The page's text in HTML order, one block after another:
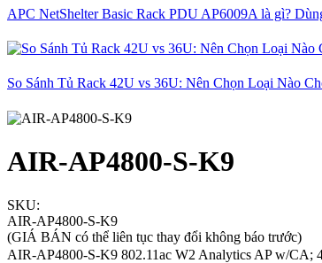
APC NetShelter Basic Rack PDU AP6009A là gì?
So Sánh Tủ Rack 42U vs 36U: Nên Chọn Loại Nào
AIR-AP4800-S-K9
SKU:
AIR-AP4800-S-K9
(GIÁ BÁN có thể liên tục thay đổi không báo trước)
AIR-AP4800-S-K9 802.11ac W2 Analytics AP w/CA;